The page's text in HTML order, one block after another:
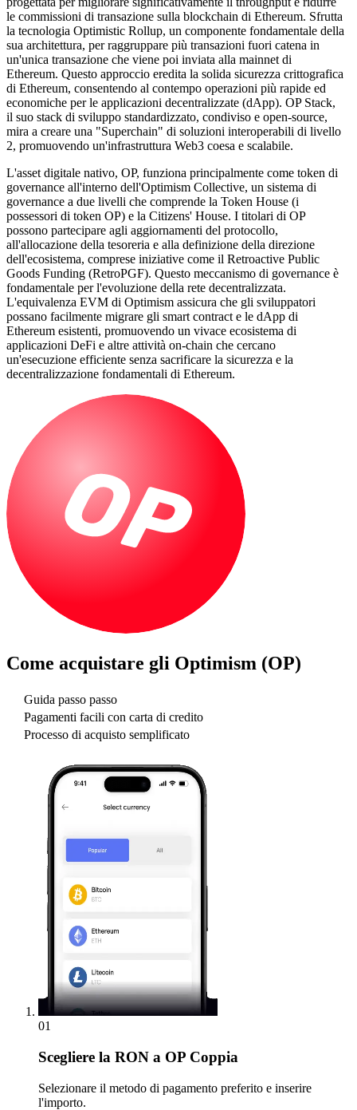
le commissioni di transazione sulla blockchain di Ethereum. Sfrutta
la tecnologia Optimistic Rollup, un componente fondamentale della
sua architettura, per raggruppare più transazioni fuori catena in
un'unica transazione che viene poi inviata alla mainnet di
Ethereum. Questo approccio eredita la solida sicurezza crittografica
di Ethereum, consentendo al contempo operazioni più rapide ed
economiche per le applicazioni decentralizzate (dApp). OP Stack,
il suo stack di sviluppo standardizzato, condiviso e open-source,
mira a creare una "Superchain" di soluzioni interoperabili di livello
2, promuovendo un'infrastruttura Web3 coesa e scalabile.
L'asset digitale nativo, OP, funziona principalmente come token di
governance all'interno dell'Optimism Collective, un sistema di
governance a due livelli che comprende la Token House (i
possessori di token OP) e la Citizens' House. I titolari di OP
possono partecipare agli aggiornamenti del protocollo,
all'allocazione della tesoreria e alla definizione della direzione
dell'ecosistema, comprese iniziative come il Retroactive Public
Goods Funding (RetroPGF). Questo meccanismo di governance è
fondamentale per l'evoluzione della rete decentralizzata.
L'equivalenza EVM di Optimism assicura che gli sviluppatori
possano facilmente migrare gli smart contract e le dApp di
Ethereum esistenti, promuovendo un vivace ecosistema di
applicazioni DeFi e altre attività on-chain che cercano
un'esecuzione efficiente senza sacrificare la sicurezza e la
decentralizzazione fondamentali di Ethereum.
Come acquistare gli Optimism (OP)
Guida passo passo
Pagamenti facili con carta di credito
Processo di acquisto semplificato
01
Scegliere la RON a OP Coppia
Selezionare il metodo di pagamento preferito e inserire
l'importo.